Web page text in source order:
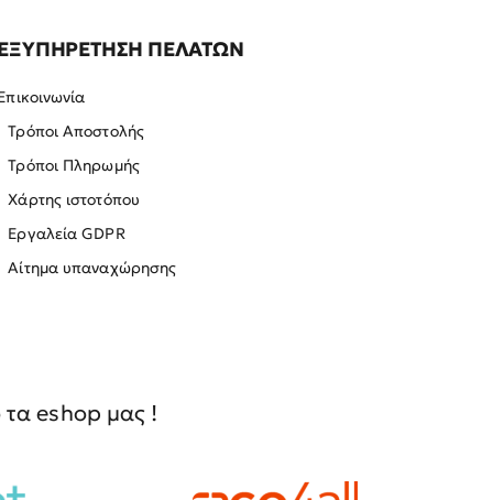
ΠΕΛΑΤΩΝ
Τρόποι Αποστολής
Τρόποι Πληρωμής
Χάρτης ιστοτόπου
Εργαλεία GDPR
Αίτημα υπαναχώρησης
eshop μας !